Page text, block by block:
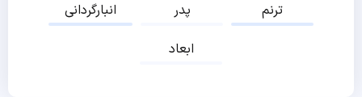
انبارگردانی
پدر
ترنم
ابعاد